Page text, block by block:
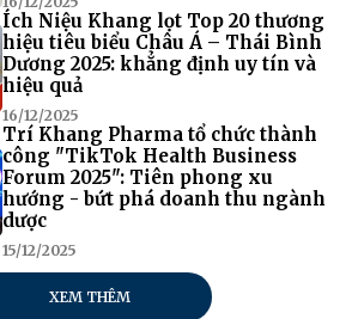
Ích Niệu Khang lọt Top 20 thương
hiệu tiêu biểu Châu Á – Thái Bình
Dương 2025: khẳng định uy tín và
hiệu quả
16/12/2025
Trí Khang Pharma tổ chức thành
công "TikTok Health Business
Forum 2025": Tiên phong xu
hướng - bứt phá doanh thu ngành
dược
15/12/2025
XEM THÊM